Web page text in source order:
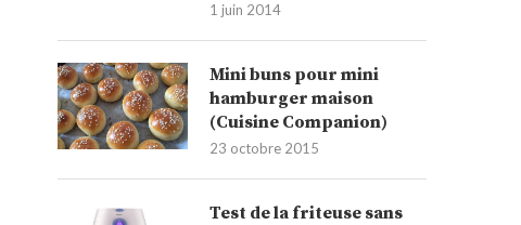
1 juin 2014
Mini buns pour mini
hamburger maison
(Cuisine Companion)
23 octobre 2015
Test de la friteuse sans